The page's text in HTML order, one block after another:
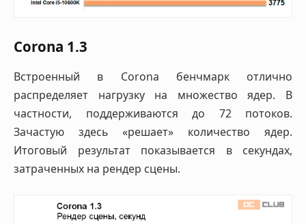
Corona 1.3
Встроенный в Corona бенчмарк отлично
распределяет нагрузку на множество ядер. В
частности, поддерживаются до 72 потоков.
Зачастую здесь «решает» количество ядер.
Итоговый результат показывается в секундах,
затраченных на рендер сцены.